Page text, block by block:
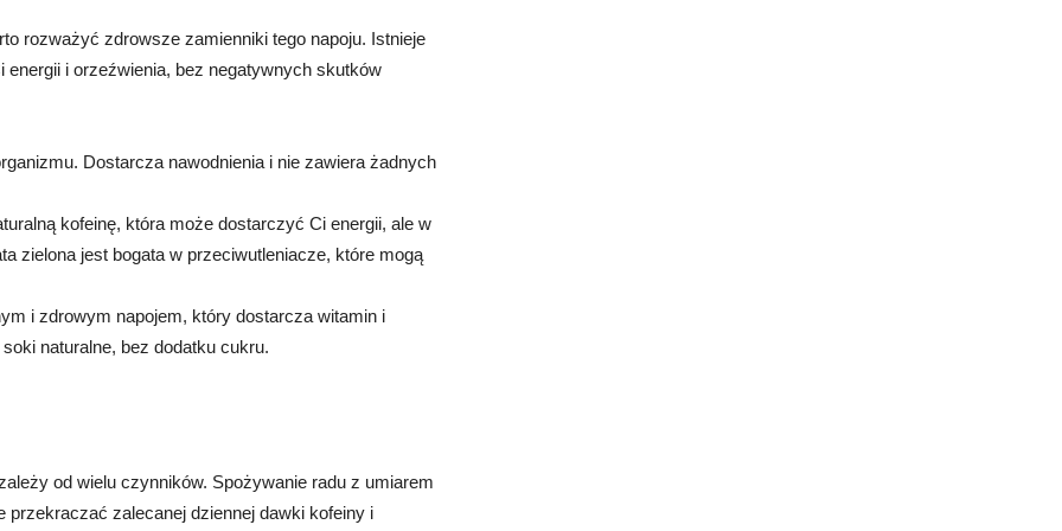
rozważyć zdrowsze zamienniki tego napoju. Istnieje
i orzeźwienia, bez negatywnych skutków
Dostarcza nawodnienia i nie zawiera żadnych
kofeinę, która może dostarczyć Ci energii, ale w
zielona jest bogata w przeciwutleniacze, które mogą
i zdrowym napojem, który dostarcza witamin i
naturalne, bez dodatku cukru.
od wielu czynników. Spożywanie radu z umiarem
zalecanej dziennej dawki kofeiny i